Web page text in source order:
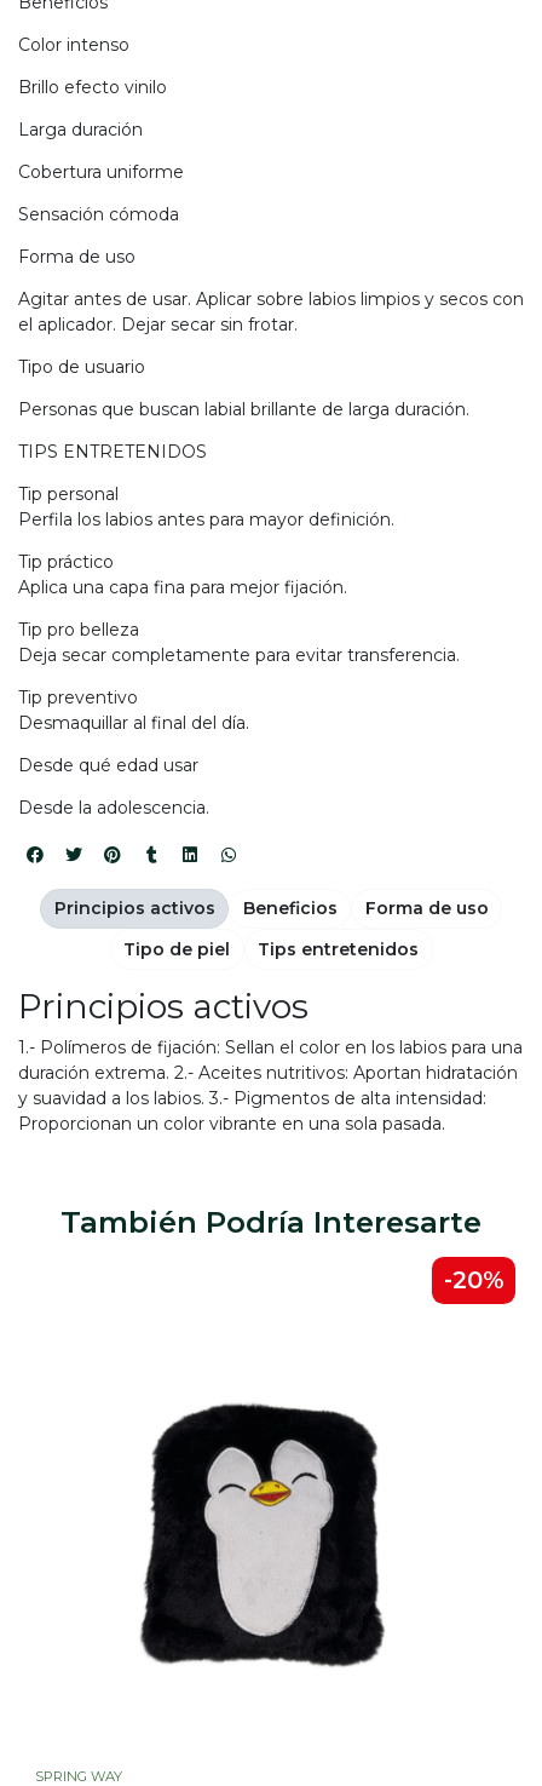
Color intenso
Brillo efecto vinilo
Larga duración
Cobertura uniforme
Sensación cómoda
Forma de uso
Agitar antes de usar. Aplicar sobre labios limpios y secos con
el aplicador. Dejar secar sin frotar.
Tipo de usuario
Personas que buscan labial brillante de larga duración.
TIPS ENTRETENIDOS
Tip personal
Perfila los labios antes para mayor definición.
Tip práctico
Aplica una capa fina para mejor fijación.
Tip pro belleza
Deja secar completamente para evitar transferencia.
Tip preventivo
Desmaquillar al final del día.
Desde qué edad usar
Desde la adolescencia.
Principios activos
1.- Polímeros de fijación: Sellan el color en los labios para una
duración extrema. 2.- Aceites nutritivos: Aportan hidratación
y suavidad a los labios. 3.- Pigmentos de alta intensidad:
Proporcionan un color vibrante en una sola pasada.
Principios activos Beneficios
Forma de uso
Tipo de piel
Tips entretenidos
También Podría Interesarte
-20%
SPRING WAY